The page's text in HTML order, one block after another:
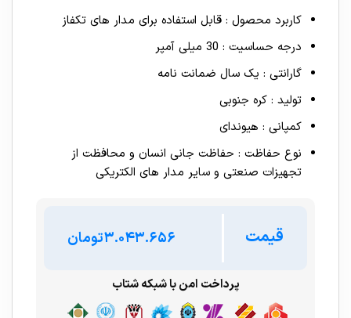
کاربرد محصول : قابل استفاده برای مدار های تکفاز
درجه حساسیت : 30 میلی آمپر
گارانتی : یک سال ضمانت نامه
تولید : کره جنوبی
کمپانی : هیوندای
نوع حفاظت : حفاظت جانی انسان و محافظت از
تجهیزات صنعتی و سایر مدار های الکتریکی
قیمت تومان
پرداخت امن با شبکه شتاب